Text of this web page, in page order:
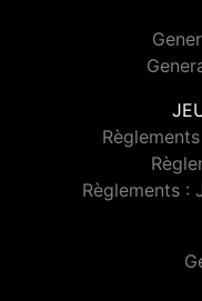
Règlements :